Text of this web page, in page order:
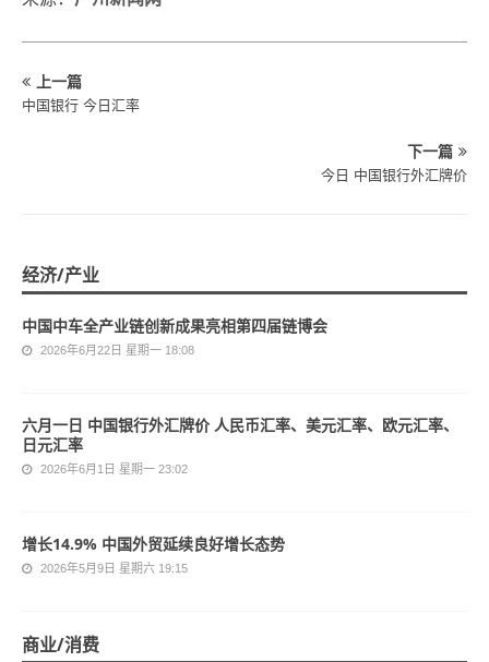
上一篇
中国银行 今日汇率
下一篇
今日 中国银行外汇牌价
经济/产业
中国中车全产业链创新成果亮相第四届链博会
2026年6月22日 星期一 18:08
六月一日 中国银行外汇牌价 人民币汇率、美元汇率、欧元汇率、
日元汇率
2026年6月1日 星期一 23:02
增长14.9% 中国外贸延续良好增长态势
2026年5月9日 星期六 19:15
商业/消费